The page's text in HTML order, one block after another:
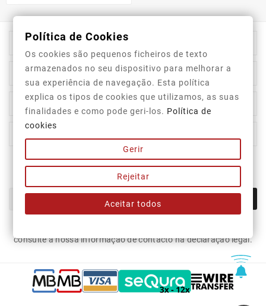
Informação Da Loja
Top Categorias
A Nossa Empresa

Newsletter
consulte a nossa informação de contacto na declaração legal.
Política de Cookies
Os cookies são pequenos ficheiros de texto
armazenados no seu dispositivo para melhorar a
sua experiência de navegação. Esta política
explica os tipos de cookies que utilizamos, as suas
finalidades e como pode geri-los. Política de
cookies
Gerir
Rejeitar
Aceitar todos